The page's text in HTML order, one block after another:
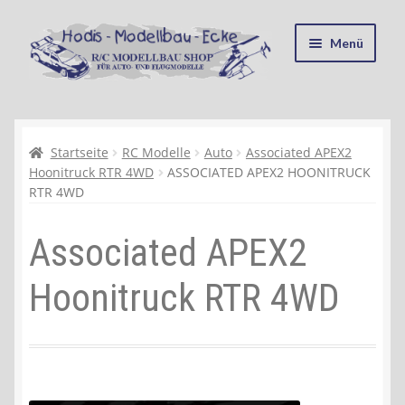
Zur
Navigation
springen
Zum
Inhalt
springen
Menü
Kasse
Mein Konto
Recycling, Entsorgung und Umwelt
Shop
Warenkorb
Startseite RC Modelle Auto
Associated APEX2
Hoonitruck RTR 4WD
ASSOCIATED APEX2 HOONITRUCK
RTR 4WD
Associated APEX2
Hoonitruck RTR 4WD